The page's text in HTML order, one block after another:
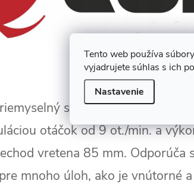
Tento web používa
vyjadrujete súhlas s ich
Nastavenie
sústruh na kov
otáčok od 9 ot./min. a
vretena 85 mm. Odporúča
mnoho úloh, ako je vnútorné